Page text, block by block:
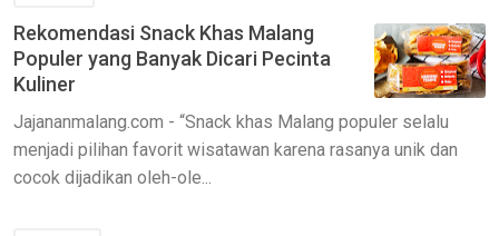
Rekomendasi Snack Khas Malang
Populer yang Banyak Dicari Pecinta
Kuliner
Jajananmalang.com - “Snack khas Malang populer selalu
menjadi pilihan favorit wisatawan karena rasanya unik dan
cocok dijadikan oleh-ole...